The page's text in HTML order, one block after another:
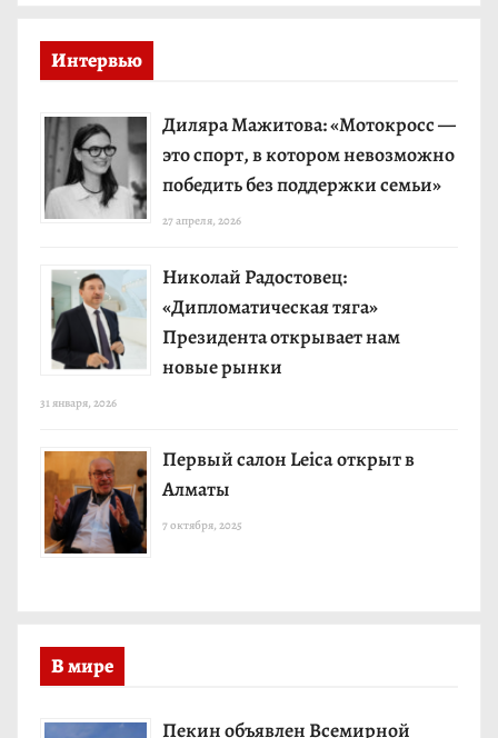
Интервью
Диляра Мажитова: «Мотокросс —
это спорт, в котором невозможно
победить без поддержки семьи»
27 апреля, 2026
Николай Радостовец:
«Дипломатическая тяга»
Президента открывает нам
новые рынки
31 января, 2026
Первый салон Leica открыт в
Алматы
7 октября, 2025
В мире
Пекин объявлен Всемирной